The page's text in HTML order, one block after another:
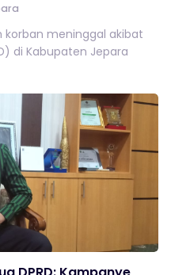
korban meninggal akibat
di Kabupaten Jepara